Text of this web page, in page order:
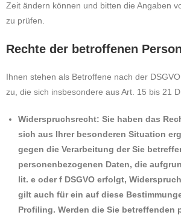
Zeit ändern können und bitten die Angaben
zu prüfen.
Rechte der betroffenen
Ihnen stehen als Betroffene nach der
zu, die sich insbesondere aus Art. 15 bis 21
Widerspruchsrecht: Sie haben das
sich aus Ihrer besonderen Situation
gegen die Verarbeitung der Sie
personenbezogenen Daten, die
lit. e oder f DSGVO erfolgt,
gilt auch für ein auf diese
Profiling. Werden die Sie betreffenden